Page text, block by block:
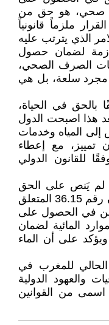
صحي، هو حق من
ملزماً قانونياً
الذي يترتب عليه
لضمان حصول
الصرف الصحي،
مجرد سلعة، بل هي
بالحق في الحياة،
هذا اصبحت الدول
المياه وخدمات
مع إعطاء
للقانون الدولي
لم يَنص على الحق
في الماء بشكل مُباشر الا ان القانون رقم 36.15 المتعلق
في الحصول على
المائية لضمان
ويؤكد على أن الماء
للمغرب في
والعهود الدولية
اسمى من القوانين